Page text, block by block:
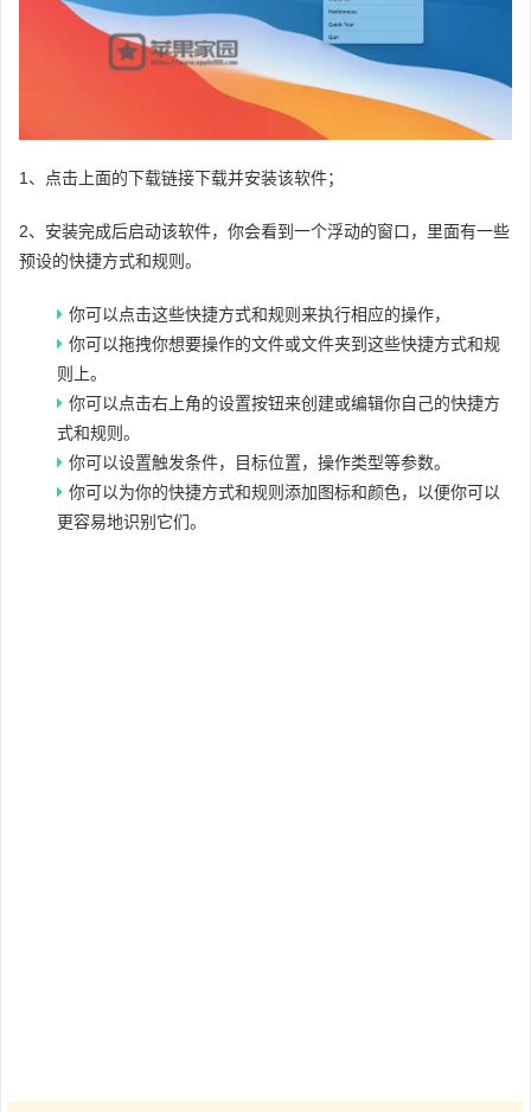
1、点击上面的下载链接下载并安装该软件；
2、安装完成后启动该软件，你会看到一个浮动的窗口，里面有一些
预设的快捷方式和规则。
你可以点击这些快捷方式和规则来执行相应的操作，
你可以拖拽你想要操作的文件或文件夹到这些快捷方式和规
则上。
你可以点击右上角的设置按钮来创建或编辑你自己的快捷方
式和规则。
你可以设置触发条件，目标位置，操作类型等参数。
你可以为你的快捷方式和规则添加图标和颜色，以便你可以
更容易地识别它们。